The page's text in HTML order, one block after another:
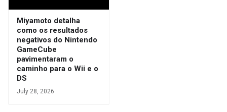
Miyamoto detalha
como os resultados
negativos do Nintendo
GameCube
pavimentaram o
caminho para o Wii e o
DS
July 28, 2026